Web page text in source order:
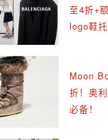
至4折+
logo鞋托
Moon
折！奥
必备！